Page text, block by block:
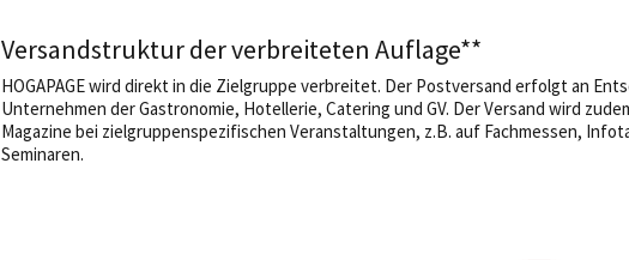
Versandstruktur der verbreiteten Auflage**
HOGAPAGE wird direkt in die Zielgruppe verbreitet. Der Postversand erfolgt an
Unternehmen der Gastronomie, Hotellerie, Catering und GV. Der Versand wird
Magazine bei zielgruppenspezifischen Veranstaltungen, z.B. auf Fachmessen,
Seminaren.